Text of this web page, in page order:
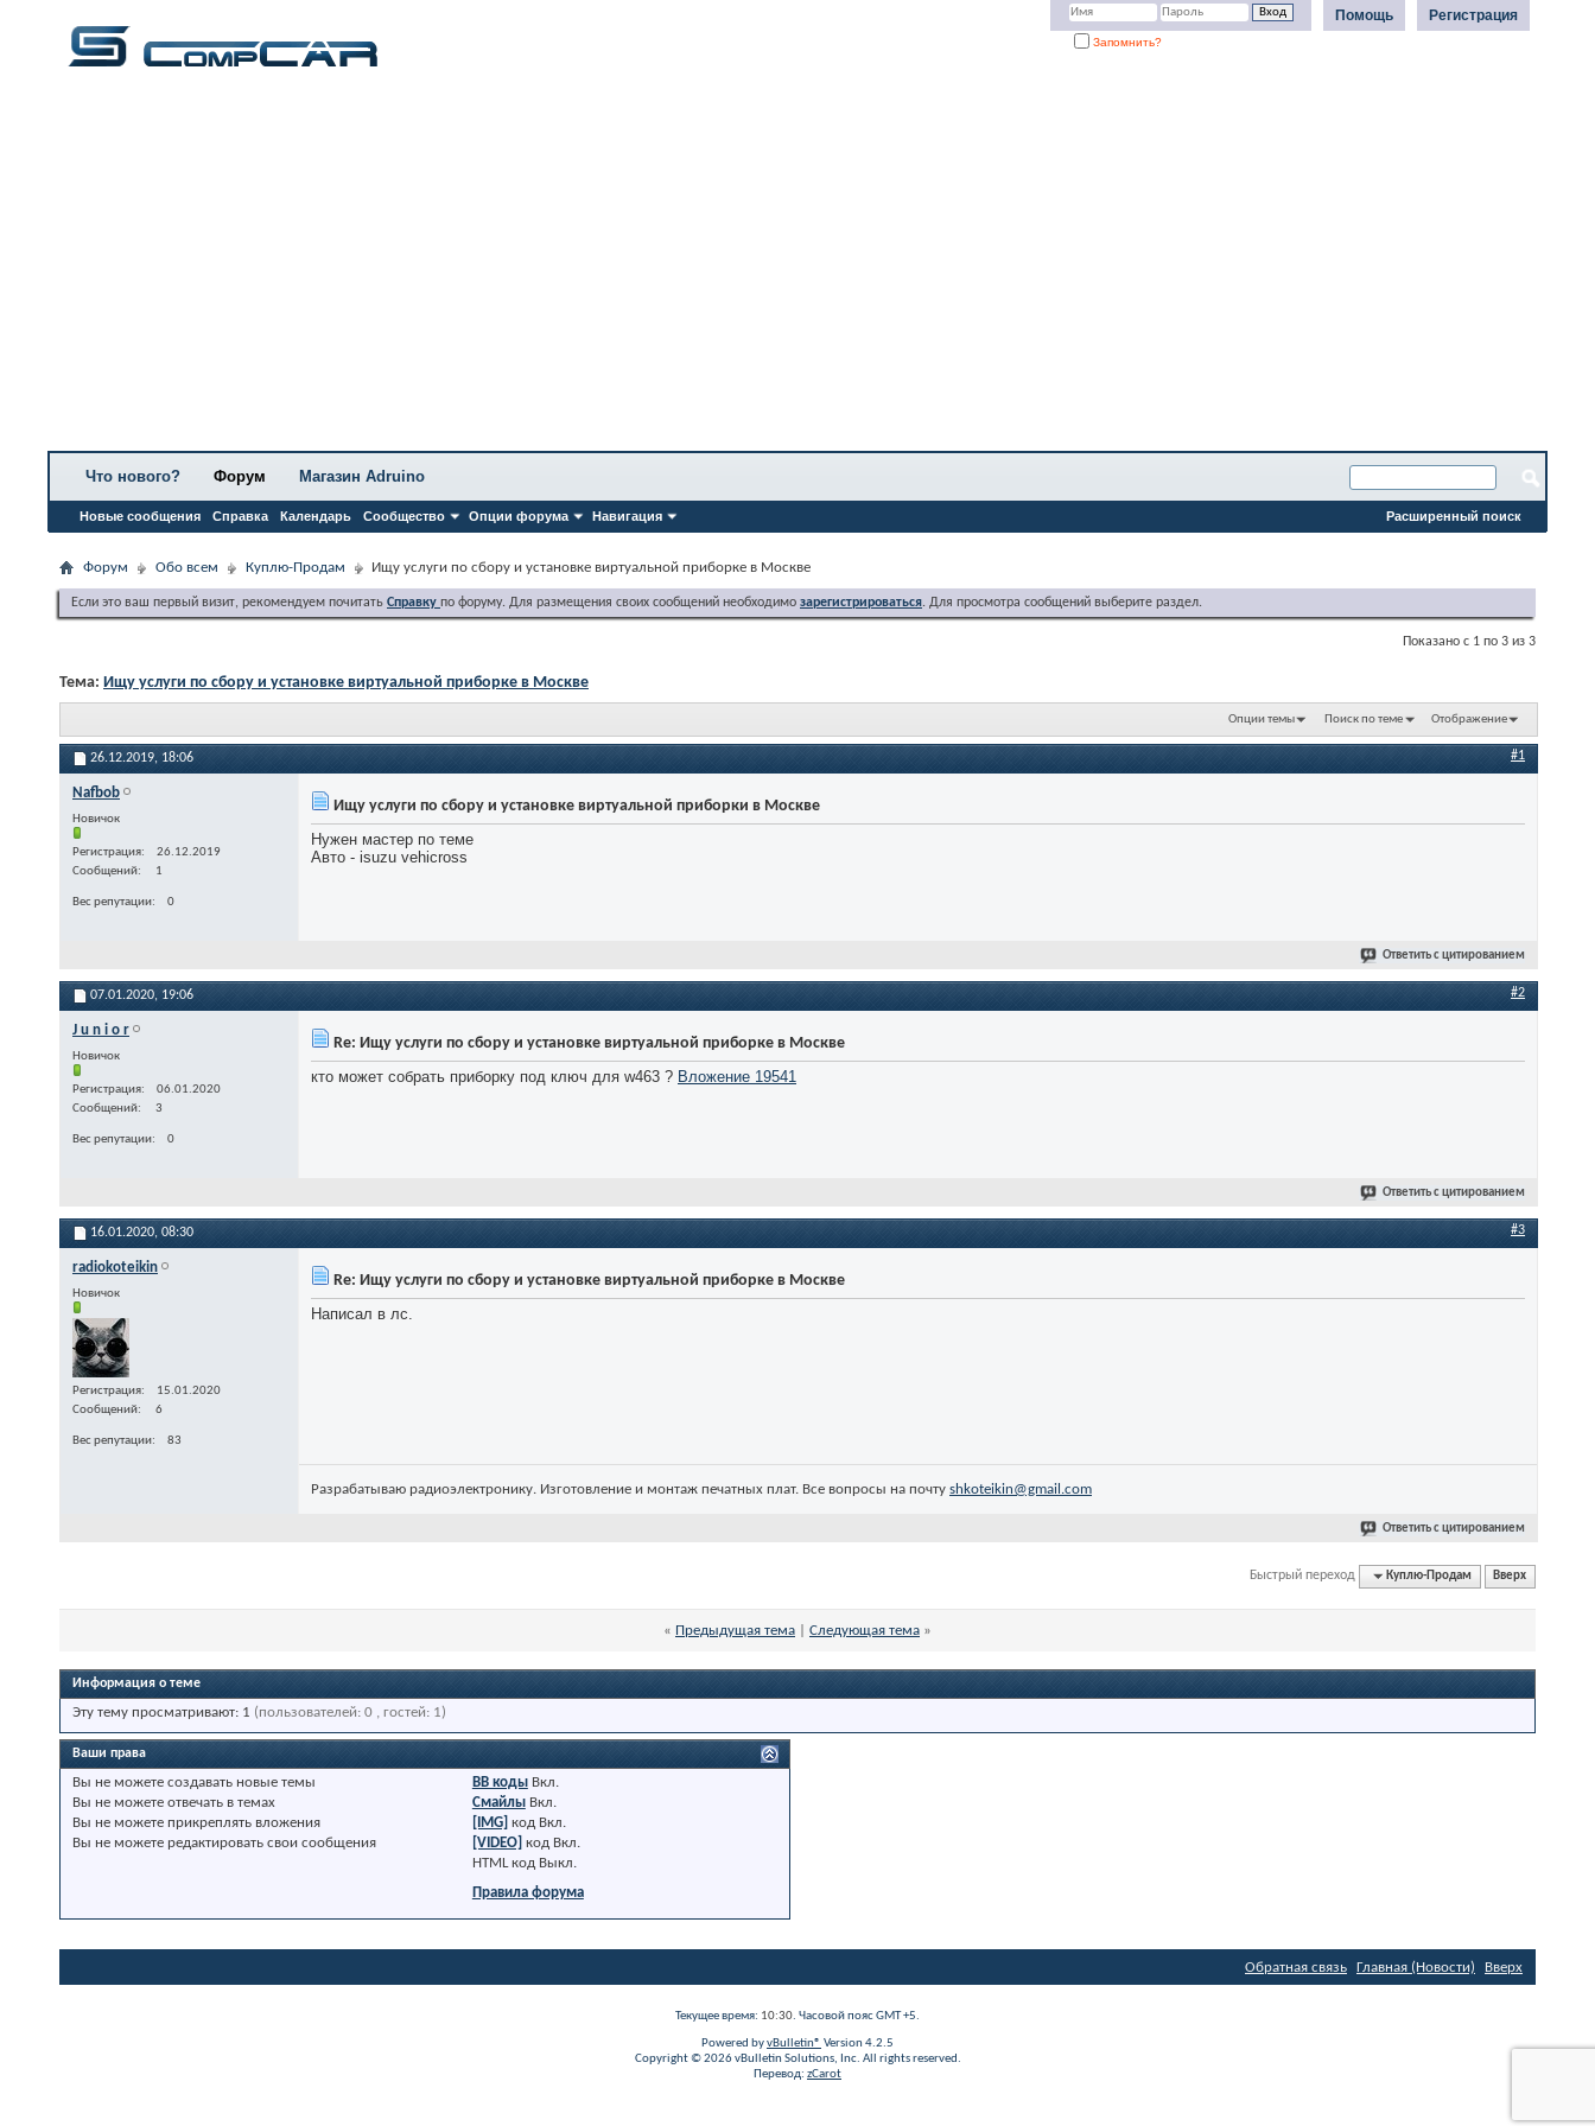
Регистрация
Помощь
Запомнить?
Что нового? Форум
Новые сообщения Справка Календарь Сообщество Опции форума Навигация
Магазин Adruino
Расширенный поиск
Форум Обо всем Куплю-Продам Ищу услуги по сбору и установке виртуальной приборке в Москве
Если это ваш первый визит, рекомендуем почитать Справку по форуму. Для размещения своих сообщений необходимо зарегистрироваться. Для просмотра сообщений выберите раздел.
Показано с 1 по 3 из 3
Тема: Ищу услуги по сбору и установке виртуальной приборке в Москве
Опции темы Поиск по теме Отображение
26.12.2019, 18:06 #1
Nafbob
Новичок
Регистрация
26.12.2019
Сообщений
1
Вес репутации 0
Ищу услуги по сбору и установке виртуальной приборки в Москве
Нужен мастер по теме
Авто - isuzu vehicross
Ответить с цитированием
07.01.2020, 19:06 #2
J u n i o r
Новичок
Регистрация
06.01.2020
Сообщений
3
Вес репутации 0
Re: Ищу услуги по сбору и установке виртуальной приборке в Москве
кто может собрать приборку под ключ для w463 ? Вложение 19541
Ответить с цитированием
16.01.2020, 08:30 #3
radiokoteikin
Новичок
Регистрация
15.01.2020
Сообщений
6
Вес репутации 83
Re: Ищу услуги по сбору и установке виртуальной приборке в Москве
Написал в лс.
Разрабатываю радиоэлектронику. Изготовление и монтаж печатных плат. Все вопросы на почту shkoteikin@gmail.com
Ответить с цитированием
Быстрый переход Куплю-Продам Вверх
« Предыдущая тема Следующая тема »
Информация о теме
Эту тему просматривают: 1 (пользователей: 0 , гостей: 1)
Ваши права
Вы не можете создавать новые темы
Вы не можете отвечать в темах
Вы не можете прикреплять вложения
Вы не можете редактировать свои сообщения
BB коды Вкл.
Смайлы Вкл.
[IMG] код Вкл.
[VIDEO] код Вкл.
HTML код Выкл.
Правила форума
Обратная связь Главная (Новости) Вверх
Текущее время: 10:30. Часовой пояс GMT +5.
Powered byvBulletin® Version 4.2.5
Copyright © 2026 vBulletin Solutions, Inc. All rights reserved.
Перевод: zCarot